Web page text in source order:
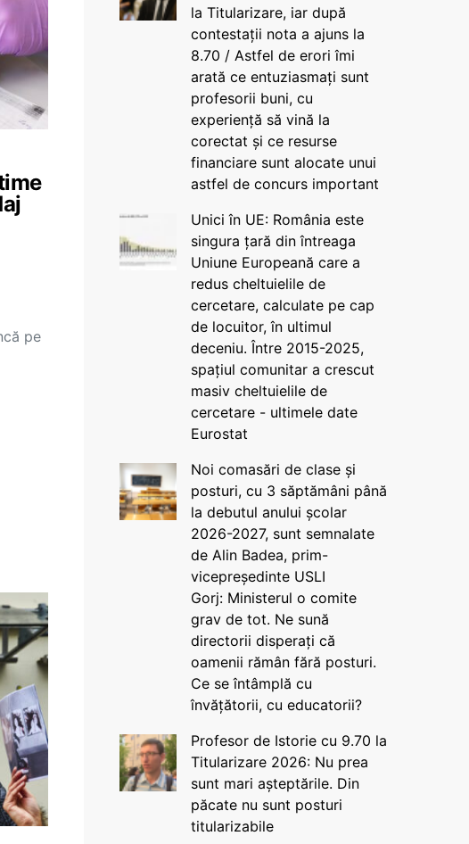
pe
la Titularizare, iar după
contestații nota a ajuns la
8.70 / Astfel de erori îmi
arată ce entuziasmați sunt
profesorii buni, cu
experiență să vină la
corectat și ce resurse
financiare sunt alocate unui
astfel de concurs important
Unici în UE: România este
singura țară din întreaga
Uniune Europeană care a
redus cheltuielile de
cercetare, calculate pe cap
de locuitor, în ultimul
deceniu. Între 2015-2025,
spațiul comunitar a crescut
masiv cheltuielile de
cercetare - ultimele date
Eurostat
Noi comasări de clase și
posturi, cu 3 săptămâni până
la debutul anului școlar
2026-2027, sunt semnalate
de Alin Badea, prim-
vicepreședinte USLI
Gorj: Ministerul o comite
grav de tot. Ne sună
directorii disperați că
oamenii rămân fără posturi.
Ce se întâmplă cu
învățătorii, cu educatorii?
Profesor de Istorie cu 9.70 la
Titularizare 2026: Nu prea
sunt mari așteptările. Din
păcate nu sunt posturi
titularizabile